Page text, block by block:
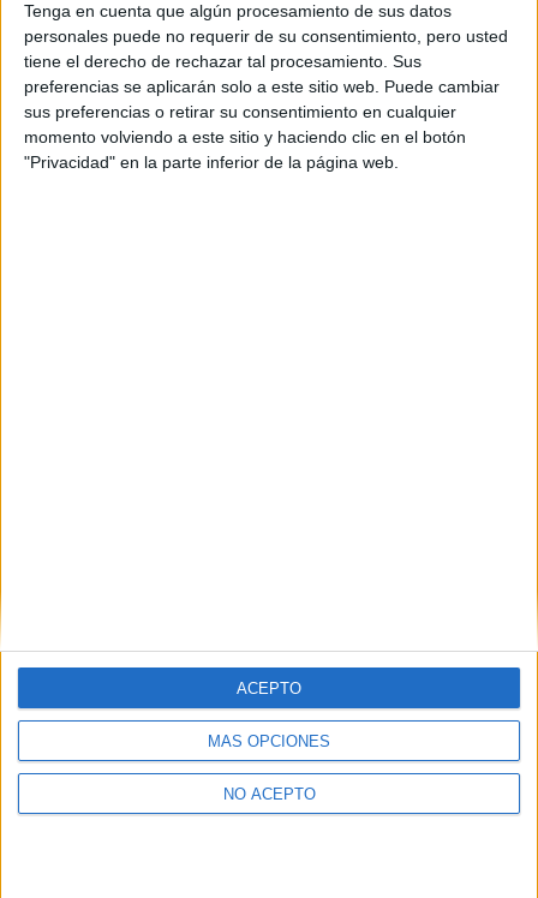
Tenga en cuenta que algún procesamiento de sus datos
personales puede no requerir de su consentimiento, pero usted
tiene el derecho de rechazar tal procesamiento. Sus
preferencias se aplicarán solo a este sitio web. Puede cambiar
sus preferencias o retirar su consentimiento en cualquier
momento volviendo a este sitio y haciendo clic en el botón
"Privacidad" en la parte inferior de la página web.
MÁS OPCIONES
NO ACEPTO
ACEPTO
Higiene Bucodental
Campus Dental Clinic
Albacete Grado Superior Concertado
MODALIDADPresencial
Quiero saber más→
Diego de León 47, 28006 Madrid